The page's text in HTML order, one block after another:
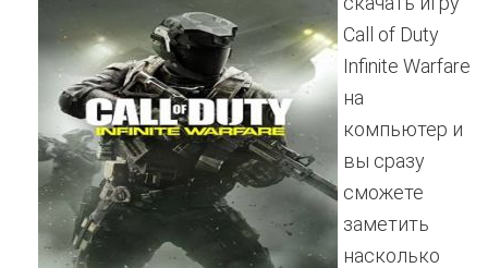
Call of Duty
Infinite Warfare
на
компьютер и
вы сразу
сможете
заметить
насколько